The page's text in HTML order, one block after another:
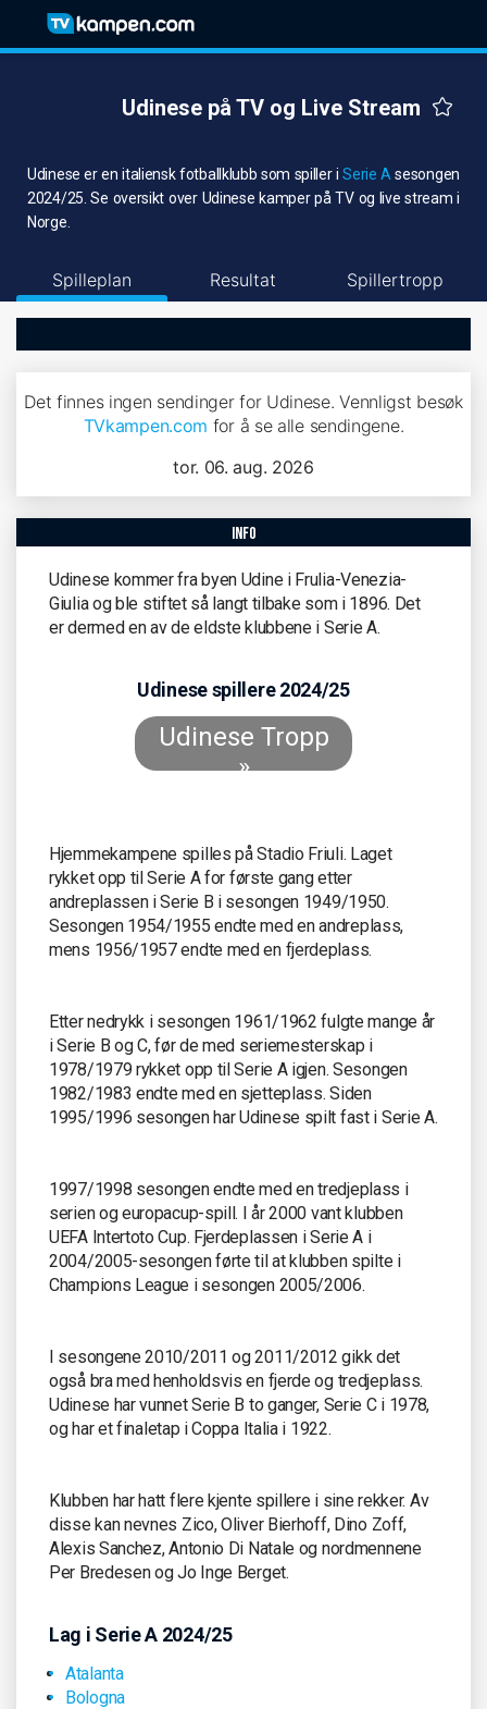
Udinese på TV og Live Stream
Udinese er en italiensk fotballklubb som spiller iSerie A sesongen
2024/25. Se oversikt over Udinese kamper på TV og live stream i
Norge.
Spilleplan Resultat Spillertropp
Det finnes ingen sendinger for Udinese. Vennligst besøk
TVkampen.com for å se alle sendingene.
tor. 06. aug. 2026
info
Udinese kommer fra byen Udine i Frulia-Venezia-
Giulia og ble stiftet så langt tilbake som i 1896. Det
er dermed en av de eldste klubbene i Serie A.
Udinese spillere 2024/25
Udinese Tropp
»
Hjemmekampene spilles på Stadio Friuli. Laget
rykket opp til Serie A for første gang etter
andreplassen i Serie B i sesongen 1949/1950.
Sesongen 1954/1955 endte med en andreplass,
mens 1956/1957 endte med en fjerdeplass.
Etter nedrykk i sesongen 1961/1962 fulgte mange år
i Serie B og C, før de med seriemesterskap i
1978/1979 rykket opp til Serie A igjen. Sesongen
1982/1983 endte med en sjetteplass. Siden
1995/1996 sesongen har Udinese spilt fast i Serie A.
1997/1998 sesongen endte med en tredjeplass i
serien og europacup-spill. I år 2000 vant klubben
UEFA Intertoto Cup. Fjerdeplassen i Serie A i
2004/2005-sesongen førte til at klubben spilte i
Champions League i sesongen 2005/2006.
I sesongene 2010/2011 og 2011/2012 gikk det
også bra med henholdsvis en fjerde og tredjeplass.
Udinese har vunnet Serie B to ganger, Serie C i 1978,
og har et finaletap i Coppa Italia i 1922.
Klubben har hatt flere kjente spillere i sine rekker. Av
disse kan nevnes Zico, Oliver Bierhoff, Dino Zoff,
Alexis Sanchez, Antonio Di Natale og nordmennene
Per Bredesen og Jo Inge Berget.
Lag i Serie A 2024/25
Atalanta
Bologna